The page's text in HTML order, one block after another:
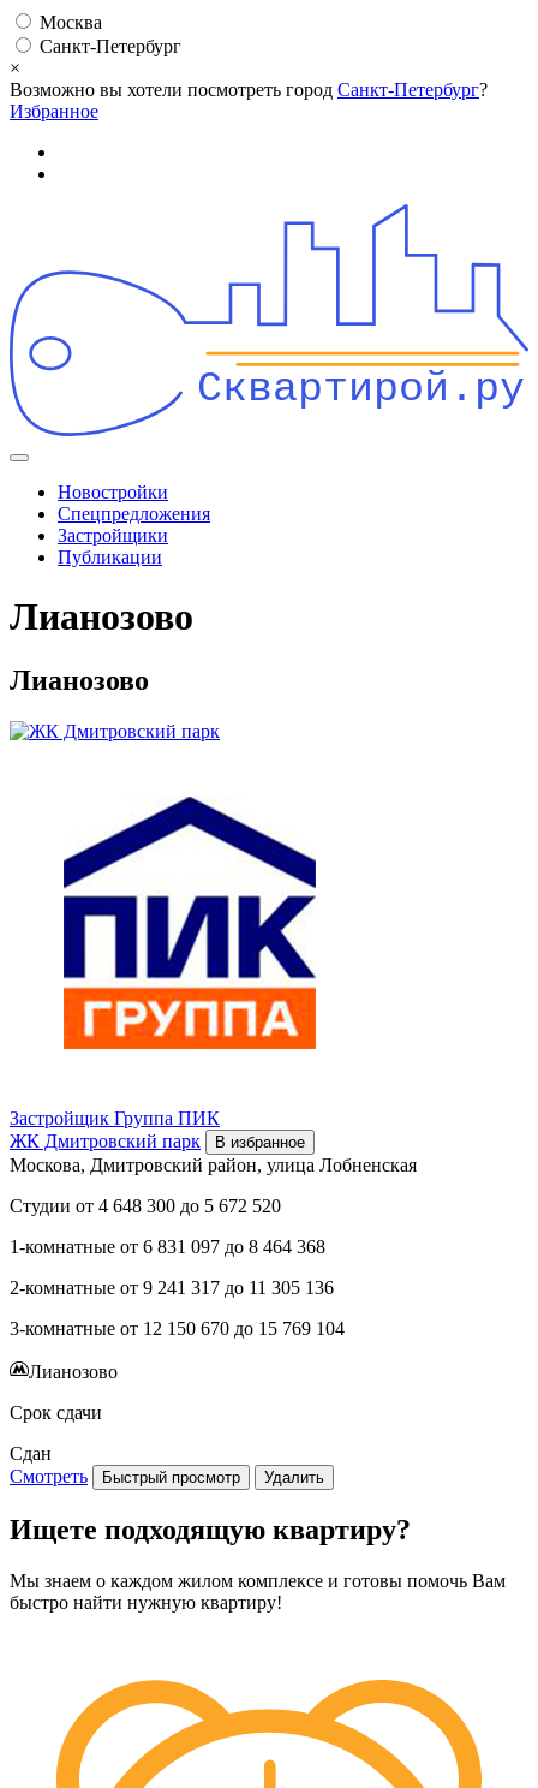
Москва
Санкт-Петербург
×
Возможно вы хотели посмотреть город Санкт-Петербург?
Избранное
Сквартирой.ру
Новостройки
Спецпредложения
Застройщики
Публикации
Лианозово
Лианозово
Застройщик Группа ПИК
ЖК Дмитровский парк
В избранное
Москова, Дмитровский район, улица Лобненская
Студии от 4 648 300 до 5 672 520
1-комнатные от 6 831 097 до 8 464 368
2-комнатные от 9 241 317 до 11 305 136
3-комнатные от 12 150 670 до 15 769 104
Лианозово
Срок сдачи
Сдан
Смотреть
Быстрый просмотр Удалить
Ищете подходящую квартиру?
Мы знаем о каждом жилом комплексе и готовы помочь Вам
быстро найти нужную квартиру!